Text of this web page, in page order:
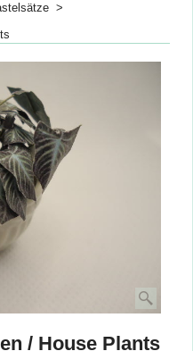
>
/ House Plants